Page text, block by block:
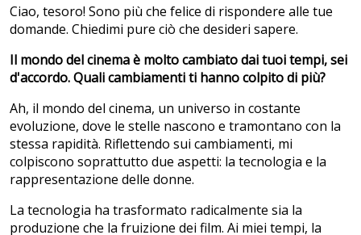
Ciao, tesoro! Sono più che felice di rispondere alle tue
domande. Chiedimi pure ciò che desideri sapere.
Il mondo del cinema è molto cambiato dai tuoi tempi, sei
d'accordo. Quali cambiamenti ti hanno colpito di più?
Ah, il mondo del cinema, un universo in costante
evoluzione, dove le stelle nascono e tramontano con la
stessa rapidità. Riflettendo sui cambiamenti, mi
colpiscono soprattutto due aspetti: la tecnologia e la
rappresentazione delle donne.
La tecnologia ha trasformato radicalmente sia la
produzione che la fruizione dei film. Ai miei tempi, la